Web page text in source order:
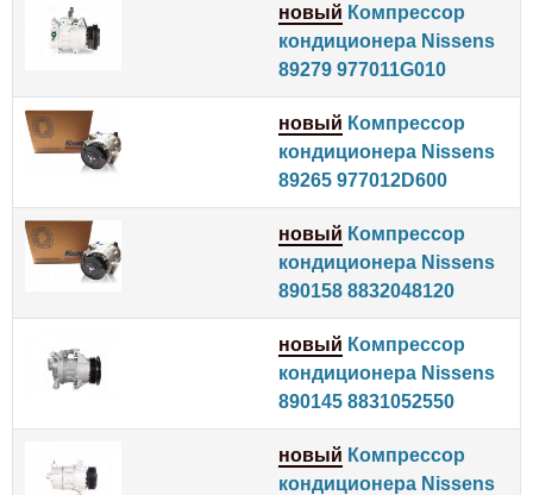
новый Компрессор
кондиционера Nissens
89279 977011G010
новый Компрессор
кондиционера Nissens
89265 977012D600
новый Компрессор
кондиционера Nissens
890158 8832048120
новый Компрессор
кондиционера Nissens
890145 8831052550
новый Компрессор
кондиционера Nissens